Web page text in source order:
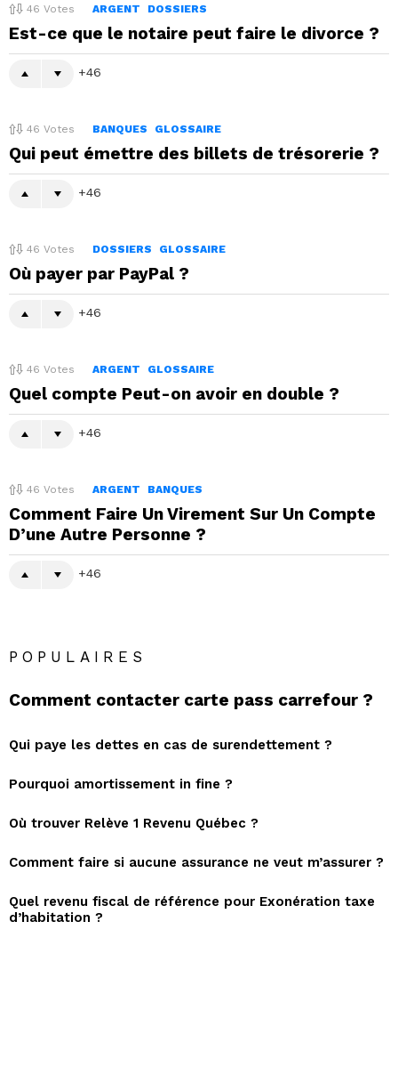
46 Votes ARGENT DOSSIERS
Est-ce que le notaire peut faire le divorce ?
46
46 Votes BANQUES GLOSSAIRE
Qui peut émettre des billets de trésorerie ?
46
46 Votes DOSSIERS GLOSSAIRE
Où payer par PayPal ?
46
46 Votes ARGENT GLOSSAIRE
Quel compte Peut-on avoir en double ?
46
46 Votes ARGENT BANQUES
Comment Faire Un Virement Sur Un Compte
D’une Autre Personne ?
46
POPULAIRES
Comment contacter carte pass carrefour ?
Qui paye les dettes en cas de surendettement ?
Pourquoi amortissement in fine ?
Où trouver Relève 1 Revenu Québec ?
Comment faire si aucune assurance ne veut m’assurer ?
Quel revenu fiscal de référence pour Exonération taxe
d’habitation ?